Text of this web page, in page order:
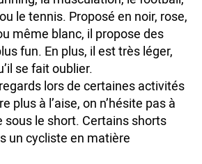
le tennis. Proposé en noir, rose,
même blanc, il propose des
fun. En plus, il est très léger,
se fait oublier.
lors de certaines activités
plus à l’aise, on n’hésite pas à
le short. Certains shorts
un cycliste en matière